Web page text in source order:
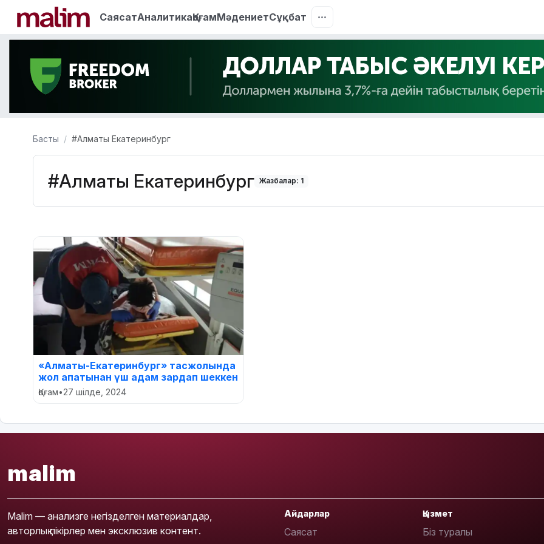
СаясатАналитикаҚоғамМәдениетСұқбат
Басты #Алматы Екатеринбург
#Алматы Екатеринбург Жазбалар: 1
«Алматы-Екатеринбург» тасжолында
жол апатынан үш адам зардап шеккен
Қоғам•27 шілде, 2024
malim
Malim — анализге негізделген материалдар,
авторлық пікірлер мен эксклюзив контент.
Айдарлар
Саясат
Қызмет
Біз туралы